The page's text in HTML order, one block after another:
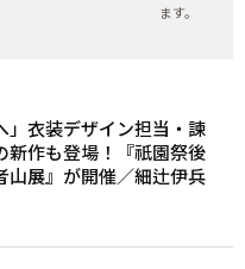
ます。
」衣装デザイン担当・諫
新作も登場！『祇園祭後
山展』が開催／細辻伊兵